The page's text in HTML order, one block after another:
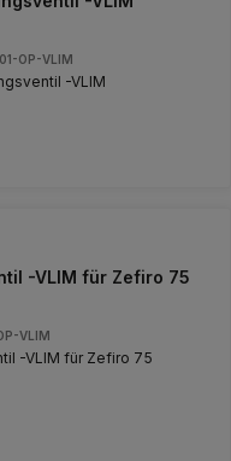
OP-VLIM
-VLIM
-VLIM für Zefiro 75
VLIM
-VLIM für Zefiro 75